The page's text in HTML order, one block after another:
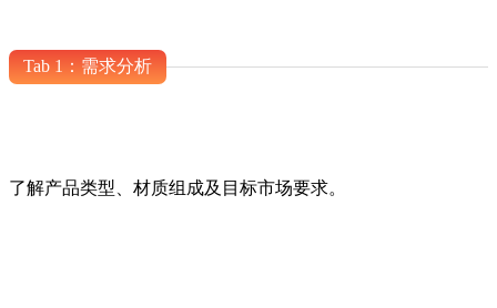
Tab 1：需求分析
了解产品类型、材质组成及目标市场要求。